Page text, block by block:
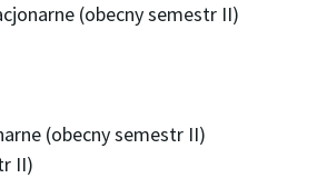
(obecny semestr II)
(obecny semestr II)
II)